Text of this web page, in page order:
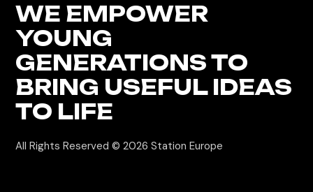
WE EMPOWER
YOUNG
GENERATIONSTO
BRING USEFUL IDEAS
TO LIFE
All Rights Reserved © 2026Station Europe